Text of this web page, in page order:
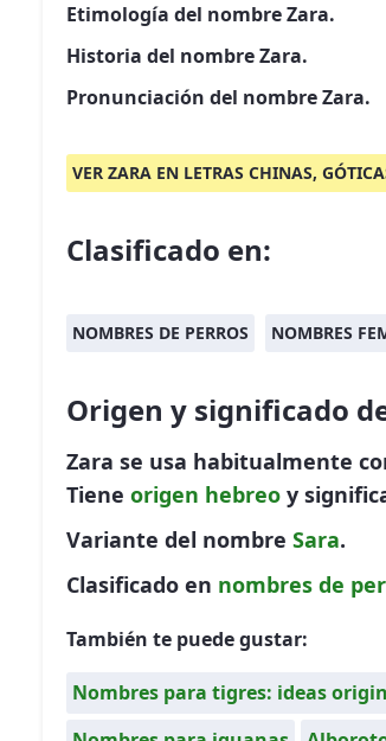
Etimología del nombre Zara.
Historia del nombre Zara.
Pronunciación del nombre Zara.
VER ZARA EN LETRAS CHINAS,
Clasificado en:
NOMBRES DE PERROS NOMBRES
Origen y significado
Zara se usa habitualmente
Tiene origen hebreo y
Variante del nombre Sara.
Clasificado en nombres de
También te puede gustar:
Nombres para tigres: ideas